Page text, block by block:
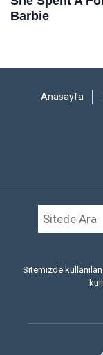
Anasayfa
Sitemizde